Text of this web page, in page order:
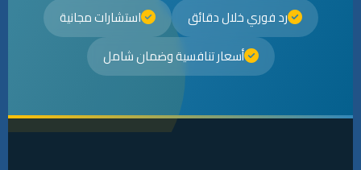
رد فوري خلال دقائق
استشارات مجانية
أسعار تنافسية وضمان شامل